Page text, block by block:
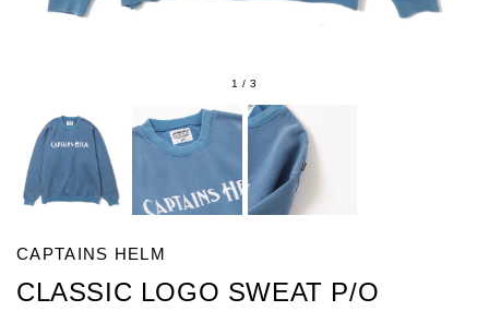
1 /3
CAPTAINS HELM
CLASSIC LOGO SWEAT P/O